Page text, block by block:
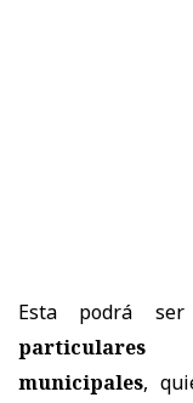
Esta podrá
particulares
municipales,